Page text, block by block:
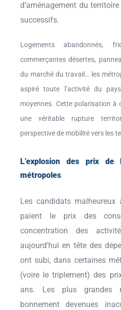
d’aménagement du
successifs.
Logements abandonnés,
commerçantes désertes,
du marché du travail… les
aspiré toute l’activité du
moyennes. Cette polarisation à
une véritable rupture
perspective de mobilité vers les
L’explosion des prix de
métropoles
Les candidats malheureux
paient le prix des
concentration des
aujourd’hui en tête des
ont subi, dans certaines
(voire le triplement) des
ans. Les plus grandes
bonnement devenues